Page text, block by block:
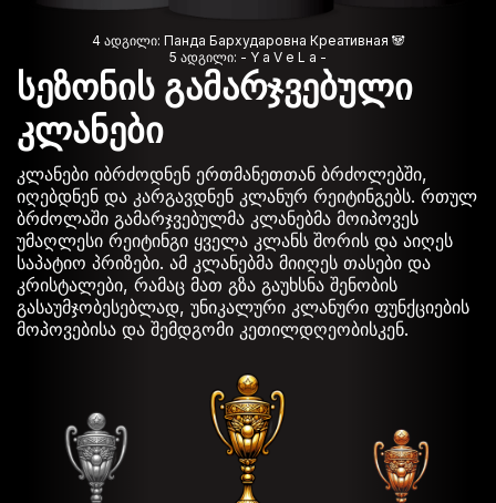
4 ადგილი: Панда Бархударовна Креативная 🐼
5 ადგილი: - Y a V e L a -
სეზონის გამარჯვებული
კლანები
კლანები იბრძოდნენ ერთმანეთთან ბრძოლებში,
იღებდნენ და კარგავდნენ კლანურ რეიტინგებს. რთულ
ბრძოლაში გამარჯვებულმა კლანებმა მოიპოვეს
უმაღლესი რეიტინგი ყველა კლანს შორის და აიღეს
საპატიო პრიზები. ამ კლანებმა მიიღეს თასები და
კრისტალები, რამაც მათ გზა გაუხსნა შენობის
გასაუმჯობესებლად, უნიკალური კლანური ფუნქციების
მოპოვებისა და შემდგომი კეთილდღეობისკენ.